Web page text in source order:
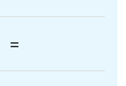
=